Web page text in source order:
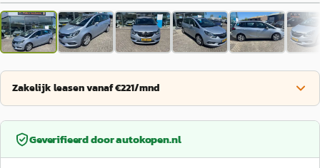
Zakelijk leasen vanaf €221/mnd
Geverifieerd doorautokopen.nl